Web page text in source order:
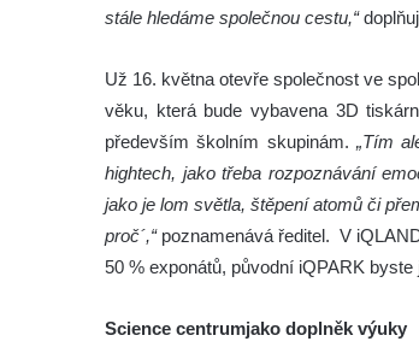
stále hledáme společnou cestu,“
Už 16. května otevře společnost ve
věku, která bude vybavena 3D
především školním skupinám. „Tím
hightech, jako třeba rozpoznávání
jako je lom světla, štěpení atomů či
proč´,“poznamenává ředitel. V
50 % exponátů, původní iQPARK byste
Science centrumjako doplněk výuky